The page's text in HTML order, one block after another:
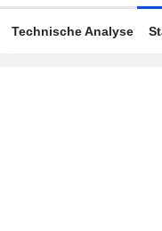
Technische Analyse